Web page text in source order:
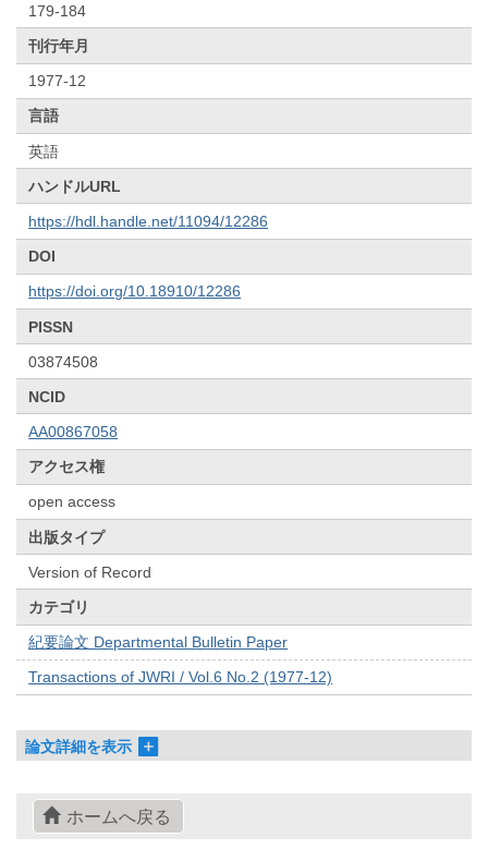
179-184
刊行年月
1977-12
言語
英語
ハンドルURL
https://hdl.handle.net/11094/12286
DOI
https://doi.org/10.18910/12286
PISSN
03874508
NCID
AA00867058
アクセス権
open access
出版タイプ
Version of Record
カテゴリ
紀要論文 Departmental Bulletin Paper
Transactions of JWRI / Vol.6 No.2 (1977-12)
論文詳細を表示
ホームへ戻る